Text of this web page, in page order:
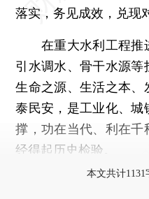
落实，务见成效，兑现
在重大水利工程推
引水调水、骨干水源
生命之源、生活之本、
泰民安，是工业化、
撑，功在当代、利在
经得起历史检验。
本文共计